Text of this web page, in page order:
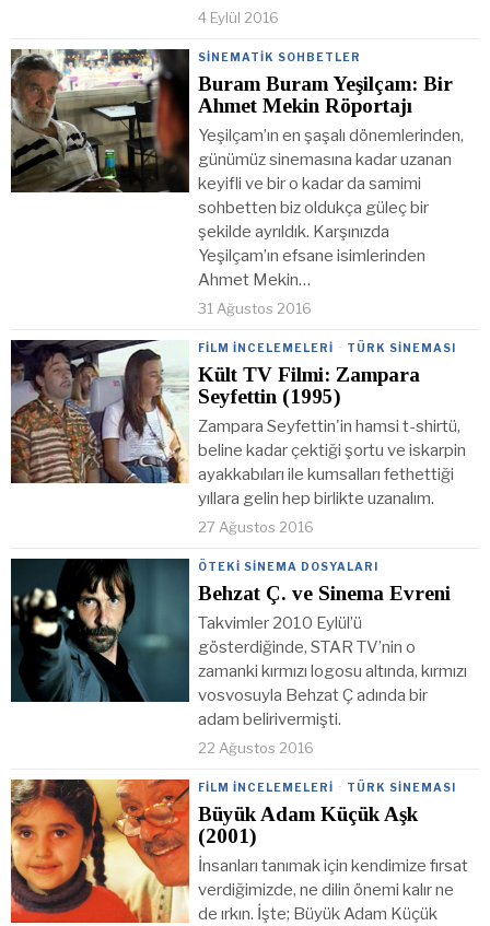
4 Eylül 2016
SINEMATIK SOHBETLER
Buram Buram Yeşilçam: Bir
Ahmet Mekin Röportajı
Yeşilçam’ın en şaşalı dönemlerinden,
günümüz sinemasına kadar uzanan
keyifli ve bir o kadar da samimi
sohbetten biz oldukça güleç bir
şekilde ayrıldık. Karşınızda
Yeşilçam’ın efsane isimlerinden
Ahmet Mekin…
31 Ağustos 2016
FILM İNCELEMELERI · TÜRK SINEMASI
Kült TV Filmi: Zampara
Seyfettin (1995)
Zampara Seyfettin'in hamsi t-shirtü,
beline kadar çektiği şortu ve iskarpin
ayakkabıları ile kumsalları fethettiği
yıllara gelin hep birlikte uzanalım.
27 Ağustos 2016
ÖTEKI SINEMA DOSYALARI
Behzat Ç. ve Sinema Evreni
Takvimler 2010 Eylül’ü
gösterdiğinde, STAR TV’nin o
zamanki kırmızı logosu altında, kırmızı
vosvosuyla Behzat Ç adında bir
adam belirivermişti.
22 Ağustos 2016
FILM İNCELEMELERI · TÜRK SINEMASI
Büyük Adam Küçük Aşk
(2001)
İnsanları tanımak için kendimize fırsat
verdiğimizde, ne dilin önemi kalır ne
de ırkın. İşte; Büyük Adam Küçük